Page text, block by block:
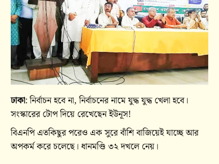
ঢাকা: নির্বাচন হবে না, নির্বাচনের নামে যুদ্ধ যুদ্ধ খেলা হবে।
সংস্কারের টোপ দিয়ে রেখেছেন ইউনূস!
বিএনপি এতকিছুর পরেও এক সুরে বাঁশি বাজিয়েই যাচ্ছে আর
অপকর্ম করে চলেছে। ধানমণ্ডি ৩২ দখলে নেয়।